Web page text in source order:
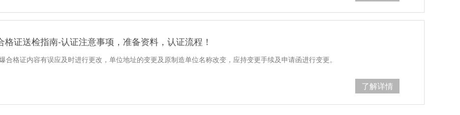
格证送检指南-认证注意事项，准备资料，认证流程！
合格证内容有误应及时进行更改，单位地址的变更及原制造单位名称改变，应持变更手续及申请函进行变更。
了解详情